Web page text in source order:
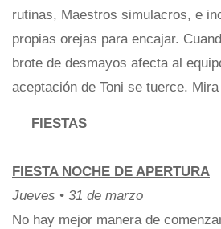
rutinas, Maestros simulacros, e
propias orejas para encajar.
brote de desmayos afecta al
aceptación de Toni se tuerce. Mira
FIESTAS
FIESTA NOCHE DE APERTURA
Jueves • 31 de marzo
No hay mejor manera de